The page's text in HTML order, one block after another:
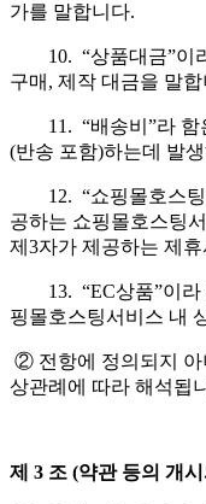
가를 말합니다.
10. “상품대금”이
구매, 제작 대금을 말합
11. “배송비”라
(반송 포함)하는데 발
12. “쇼핑몰호스
공하는 쇼핑몰호스팅
제3자가 제공하는 제
13. “EC상품”이
핑몰호스팅서비스 내
② 전항에 정의되지 아
상관례에 따라 해석됩
제 3 조 (약관 등의 개